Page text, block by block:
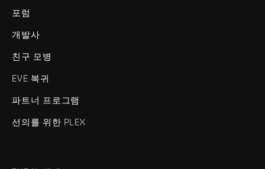
포럼
개발사
친구 모병
EVE 복귀
파트너 프로그램
선의를 위한 PLEX